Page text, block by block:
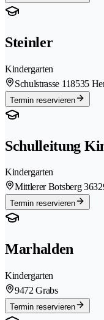
Steinler
Kindergarten
Schulstrasse 118535
Termin reservieren
Schulleitung
Kindergarten
Mittlerer Botsberg 3632
Termin reservieren
Marhalden
Kindergarten
9472 Grabs
Termin reservieren